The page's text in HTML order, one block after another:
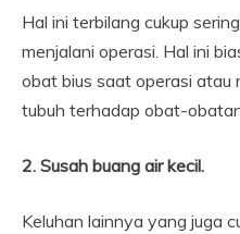
Hal ini terbilang cukup
menjalani operasi. Hal ini
obat bius saat operasi atau
tubuh terhadap obat-
2. Susah buang air kecil.
Keluhan lainnya yang juga